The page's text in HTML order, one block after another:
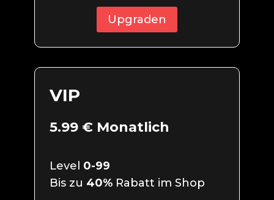
Upgraden
VIP
5.99 € Monatlich
Level 0-99
Bis zu 40% Rabatt im Shop